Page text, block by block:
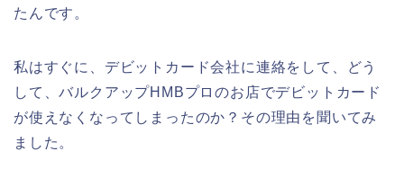
たんです。
私はすぐに、デビットカード会社に連絡をして、どう
して、バルクアップHMBプロのお店でデビットカード
が使えなくなってしまったのか？その理由を聞いてみ
ました。